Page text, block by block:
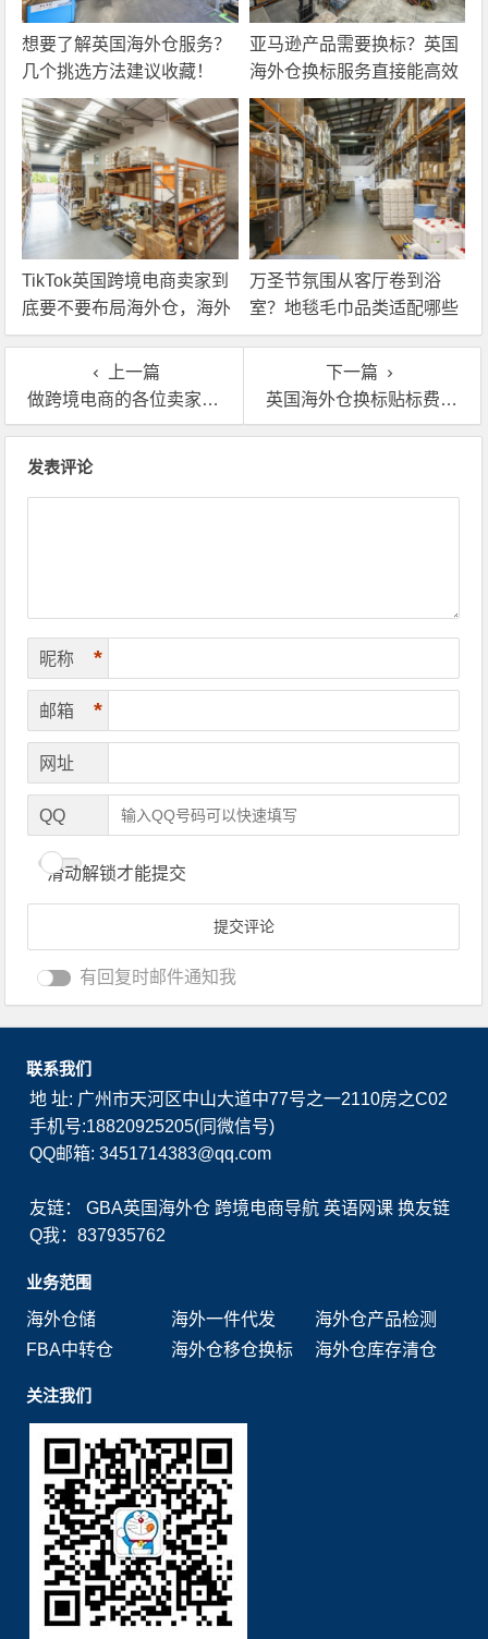
想要了解英国海外仓服务？
几个挑选方法建议收藏！
亚马逊产品需要换标？英国
海外仓换标服务直接能高效
解决！
TikTok英国跨境电商卖家到
底要不要布局海外仓，海外
仓优势分析！
万圣节氛围从客厅卷到浴
室？地毯毛巾品类适配哪些
海外仓服务？
上一篇
做跨境电商的各位卖家，为什么都在使用英国海外仓？
下一篇
英国海外仓换标贴标费用要多少，具体是怎么计算的呢？
发表评论
昵称 *
邮箱 *
网址
QQ
滑动解锁才能提交
有回复时邮件通知我
联系我们
地 址: 广州市天河区中山大道中77号之一2110房之C02
手机号:18820925205(同微信号)
QQ邮箱: 3451714383@qq.com
友链：GBA英国海外仓 跨境电商导航 英语网课 换友链
Q我：837935762
业务范围
海外仓储
海外一件代发
海外仓产品检测
FBA中转仓
海外仓移仓换标 海外仓库存清仓
关注我们